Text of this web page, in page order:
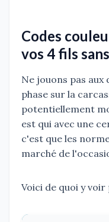
Codes
vos 4 fils
Ne jouons pas
phase sur la
potentiellement
est qui avec une
c'est que les
marché de
Voici de quoi y voir